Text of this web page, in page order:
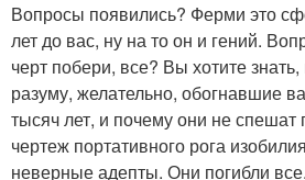
Вопросы появились? Ферми это
лет до вас, ну на то он и гений.
черт побери, все? Вы хотите
разуму, желательно, обогнавшие
тысяч лет, и почему они не спешат
чертеж портативного рога
неверные адепты. Они погибли